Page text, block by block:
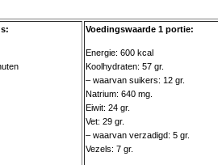
Voedingswaarde 1 portie:
Energie: 600 kcal
Koolhydraten: 57 gr.
– waarvan suikers: 12 gr.
Natrium: 640 mg.
Eiwit: 24 gr.
Vet: 29 gr.
– waarvan verzadigd: 5 gr.
Vezels: 7 gr.